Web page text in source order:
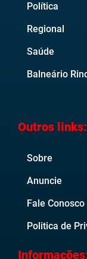
Política
Regional
Saúde
Balneário
Outros links:
Sobre
Anuncie
Fale Conosco
Politica de